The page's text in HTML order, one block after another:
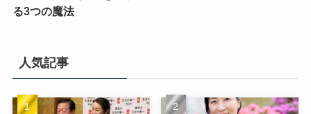
る3つの魔法
人気記事